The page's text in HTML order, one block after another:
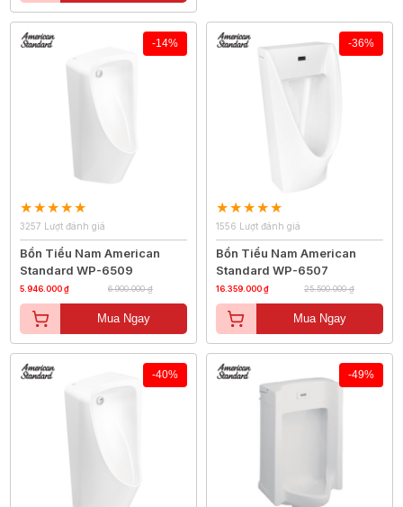
-14%
3257 Lượt đánh giá
Bồn Tiểu Nam American
Standard WP-6509
5.946.000 ₫ 6.900.000 ₫
Mua Ngay
-36%
1556 Lượt đánh giá
Bồn Tiểu Nam American
Standard WP-6507
16.359.000 ₫ 25.500.000 ₫
Mua Ngay
-40% -49%